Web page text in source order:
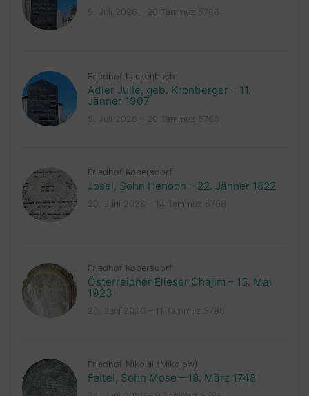
Friedhof Lackenbach
Adler Julie, geb. Kronberger – 11.
Jänner 1907
Friedhof Kobersdorf
Josel, Sohn Henoch – 22. Jänner 1822
Friedhof Kobersdorf
Österreicher Elieser Chajim – 15. Mai
1923
Friedhof Nikolai (Mikolow)
Feitel, Sohn Mose – 18. März 1748